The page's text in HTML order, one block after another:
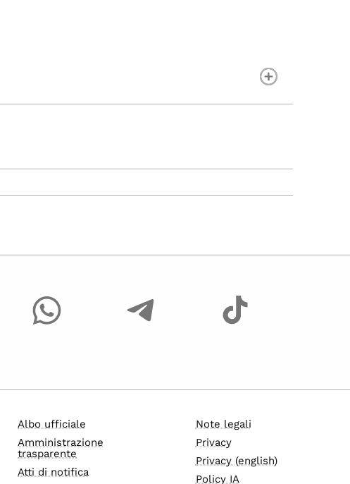
Albo ufficiale
Amministrazione
trasparente
Atti di notifica
Note legali
Privacy
Privacy (english)
Policy IA